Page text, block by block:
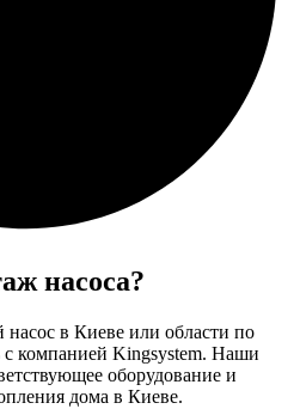
насоса?
насос в Киеве или области по
с компанией Kingsystem. Наши
оборудование и
дома в Киеве.